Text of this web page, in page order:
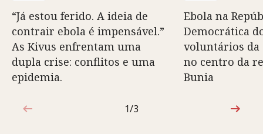
“Já estou ferido. A ideia de
contrair ebola é impensável.”
As Kivus enfrentam uma
dupla crise: conflitos e uma
epidemia.
Ebola na
Democrática
voluntários da
no centro da
Bunia
1 de 3
1/3